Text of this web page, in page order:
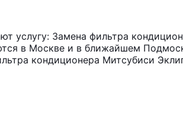
услугу: Замена фильтра
в Москве и в ближайшем
кондиционера Митсубиси